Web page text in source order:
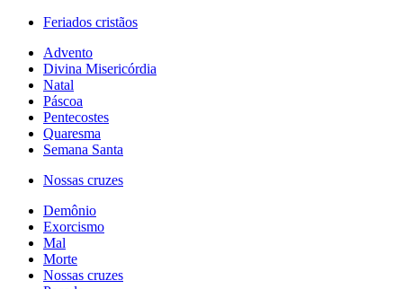
Feriados cristãos
Advento
Divina Misericórdia
Natal
Páscoa
Pentecostes
Quaresma
Semana Santa
Nossas cruzes
Demônio
Exorcismo
Mal
Morte
Nossas cruzes